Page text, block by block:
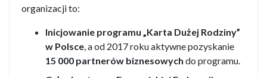
organizacji to:
Inicjowanie programu „Karta Dużej Rodziny”
w Polsce, a od 2017 roku aktywne pozyskanie
15 000 partnerów biznesowych do programu.